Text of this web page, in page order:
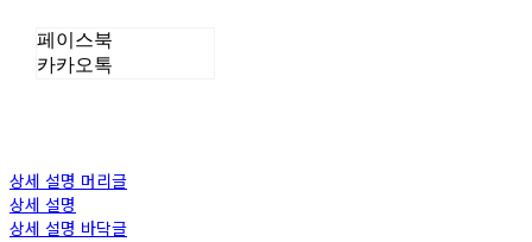
페이스북
카카오톡
상세 설명 머리글
상세 설명
상세 설명 바닥글